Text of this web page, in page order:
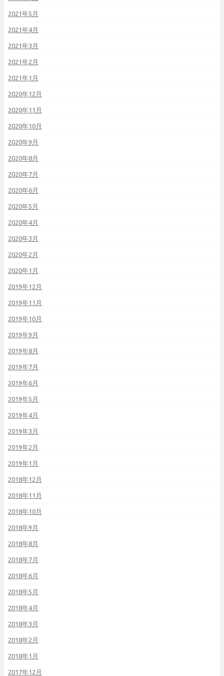
2021年5月
2021年4月
2021年3月
2021年2月
2021年1月
2020年12月
2020年11月
2020年10月
2020年9月
2020年8月
2020年7月
2020年6月
2020年5月
2020年4月
2020年3月
2020年2月
2020年1月
2019年12月
2019年11月
2019年10月
2019年9月
2019年8月
2019年7月
2019年6月
2019年5月
2019年4月
2019年3月
2019年2月
2019年1月
2018年12月
2018年11月
2018年10月
2018年9月
2018年8月
2018年7月
2018年6月
2018年5月
2018年4月
2018年3月
2018年2月
2018年1月
2017年12月